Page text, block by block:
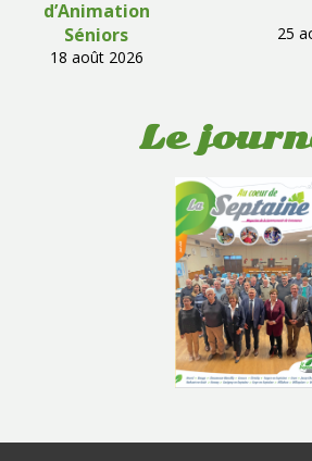
d’Animation
Séniors
18 août 2026
25
Le